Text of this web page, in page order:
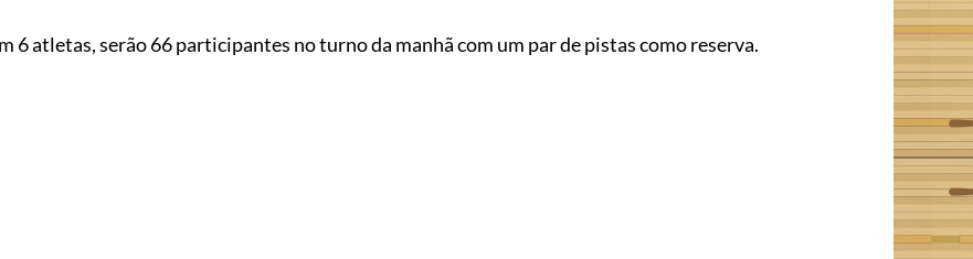
6 atletas, serão 66 participantes no turno da manhã com um par de pistas como reserva.